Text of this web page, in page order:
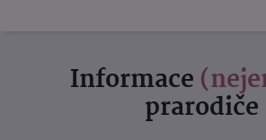
Informace
prarodiče